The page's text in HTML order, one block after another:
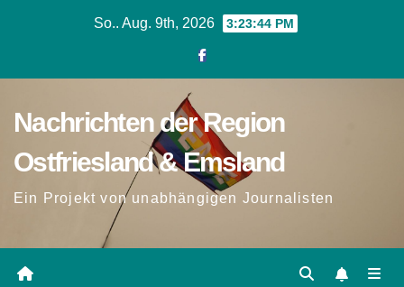
So.. Aug. 9th, 2026 3:23:45 PM
Nachrichten der Region
Ostfriesland & Emsland
Ein Projekt von unabhängigen Journalisten